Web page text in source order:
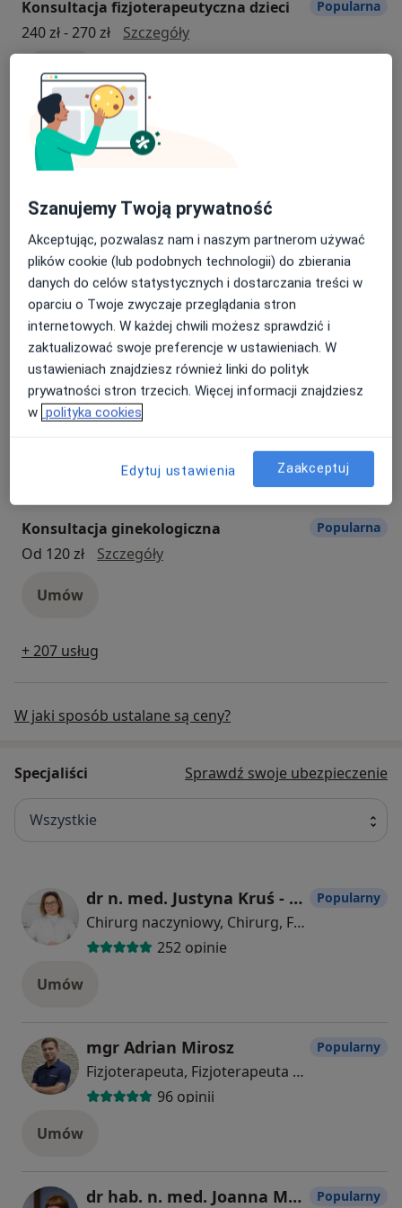
nietrzymania moczu, laserowa rewitalizacja pochwy i
inne …
Misją działalności Centrum Medycznego CODE jest
wprowadzanie najnowszych osiągnięć nauk
medycznych, zwłaszcza w obszarze medycyny
molekularnej, do praktyki medycznej. Centrum skupia
się głównie na wykorzystaniu w diagnostyce i doborze
m. in z postępu badań nad ludzkim kodem
innowacyjny obszar terapeutyczny w Centrum
Medycznym CODE.
Konsultacja fizjoterapeutyczna dzieci
240 zł - 270 zł
Szczegółykonsultacja fizjoterapeutyczna
Umów
Popularna
Konsultacja endokrynologiczna
Od 150 zł
Umów
Konsultacja dermatologiczna
200 zł
Szczegółykonsultacja dermatologiczna
Umów
Popularna
Konsultacja proktologiczna
200 zł - 250 zł
Szczegóły
Popularna
Konsultacja ginekologiczna
Od 120 zł
Szczegółykonsultacja ginekologiczna
Umów
Popularna
+ 207 usług
W jaki sposób ustalane są ceny?
Specjaliści Sprawdź swoje ubezpieczenie
Wszystkie
dr n. med. Justyna Kruś - Hadała
Chirurg naczyniowy, Chirurg, Flebolog
252 opinie
Popularny
Umów
mgr Adrian Mirosz
Fizjoterapeuta, Fizjoterapeuta dziecięcy
96 opinii
Popularny
Umów
dr hab. n. med. Joanna Maria Smyczyńska Popularny
Szanujemy Twoją prywatność
Akceptując, pozwalasz nam i naszym partnerom używać
plików cookie (lub podobnych technologii) do zbierania
danych do celów statystycznych i dostarczania treści w
oparciu o Twoje zwyczaje przeglądania stron
internetowych. W każdej chwili możesz sprawdzić i
zaktualizować swoje preferencje w ustawieniach. W
ustawieniach znajdziesz również linki do polityk
prywatności stron trzecich. Więcej informacji znajdziesz
w polityka cookies
Edytuj ustawienia Zaakceptuj